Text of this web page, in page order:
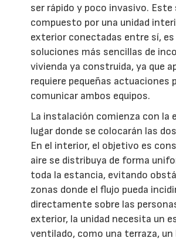
ser rápido y poco invasivo.
compuesto por una unidad
exterior conectadas entre sí, es
soluciones más sencillas de
vivienda ya construida, ya que
requiere pequeñas actuaciones
comunicar ambos equipos.
La instalación comienza con la
lugar donde se colocarán las
En el interior, el objetivo es
aire se distribuya de forma
toda la estancia, evitando
zonas donde el flujo pueda
directamente sobre las
exterior, la unidad necesita un
ventilado, como una terraza, un